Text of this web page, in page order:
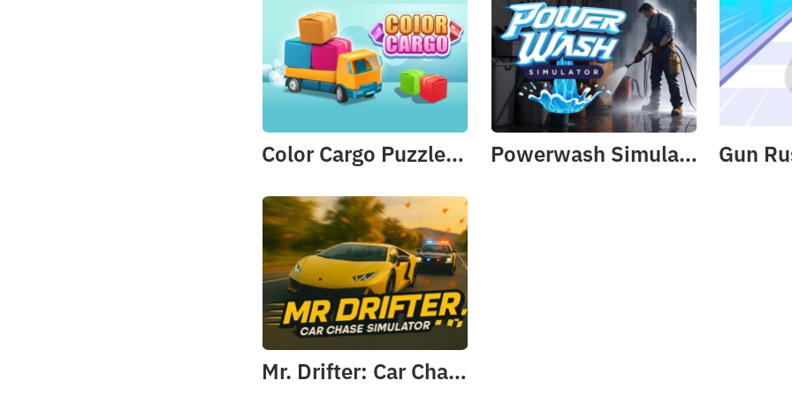
Color Cargo Puzzle Rush Powerwash Simulator - 3D Wash Gun
Mr. Drifter: Car Chase Simulator